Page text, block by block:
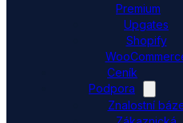
Premium
Upgates
Shopify
Ceník
Podpora
Znalostní